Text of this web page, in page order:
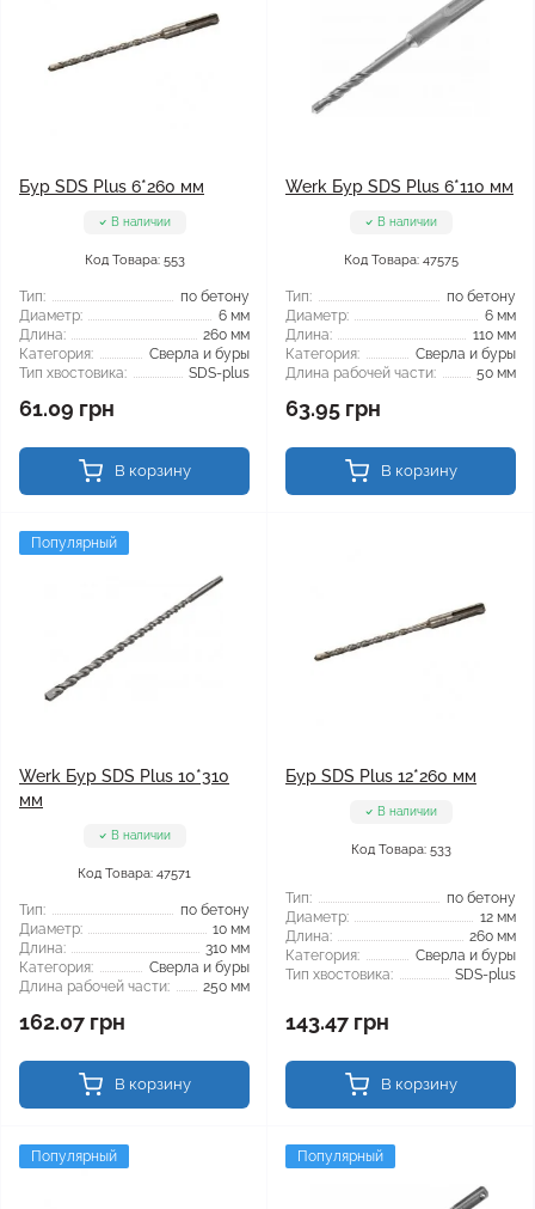
Бур SDS Plus 6*260 мм
В наличии
Код Товара: 553
Тип:
по бетону
Диаметр:
6 мм
Длина:
260 мм
Категория:
Сверла и буры
Тип хвостовика:
SDS-plus
61.09 грн
В корзину
Werk Бур SDS Plus 6*110 мм
В наличии
Код Товара: 47575
Тип:
по бетону
Диаметр:
6 мм
Длина:
110 мм
Категория:
Сверла и буры
Длина рабочей части:
50 мм
63.95 грн
В корзину
Популярный
Werk Бур SDS Plus 10*310
мм
В наличии
Код Товара: 47571
Тип:
по бетону
Диаметр:
10 мм
Длина:
310 мм
Категория:
Сверла и буры
Длина рабочей части:
250 мм
162.07 грн
В корзину
Бур SDS Plus 12*260 мм
В наличии
Код Товара: 533
Тип:
по бетону
Диаметр:
12 мм
Длина:
260 мм
Категория:
Сверла и буры
Тип хвостовика:
SDS-plus
143.47 грн
В корзину
Популярный Популярный